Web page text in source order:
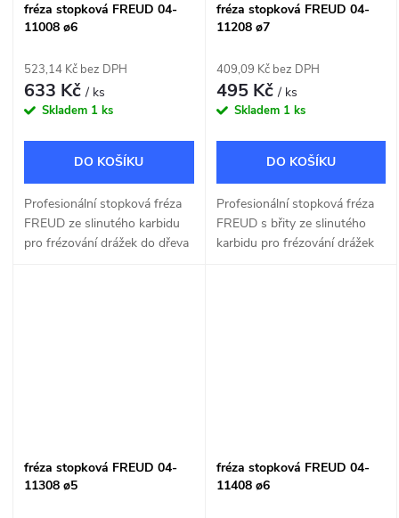
fréza stopková FREUD 04-
11008 ø6
523,14 Kč bez DPH
633 Kč/ ks
Skladem 1 ks
DO KOŠÍKU
Profesionální stopková fréza
FREUD ze slinutého karbidu
pro frézování drážek do dřeva
fréza stopková FREUD 04-
11208 ø7
409,09 Kč bez DPH
495 Kč/ ks
Skladem 1 ks
DO KOŠÍKU
Profesionální stopková fréza
FREUD s břity ze slinutého
karbidu pro frézování drážek
fréza stopková FREUD 04-
11308 ø5
fréza stopková FREUD 04-
11408 ø6